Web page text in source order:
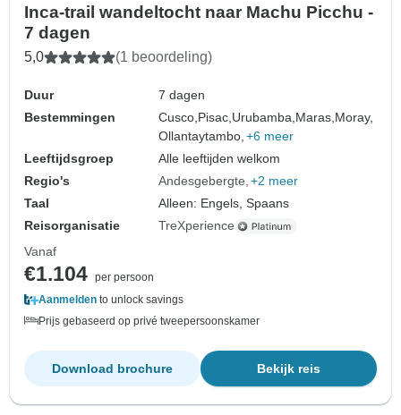
Inca-trail wandeltocht naar Machu Picchu -
7 dagen
5,0 (1 beoordeling)
Duur
7 dagen
Bestemmingen
Cusco,Pisac,Urubamba,Maras,Moray,
Ollantaytambo, +6 meer
Leeftijdsgroep
Alle leeftijden welkom
Regio's
Andesgebergte +2 meer
Taal
Alleen: Engels, Spaans
Reisorganisatie
TreXperience
Vanaf
€1.104 per persoon
Aanmelden to unlock savings
Prijs gebaseerd op privé tweepersoonskamer
Bekijk reis
Download brochure